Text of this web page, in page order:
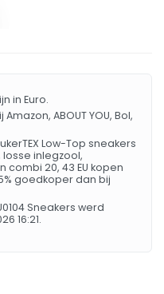
in Euro.
ABOUT YOU, Bol,
Low-Top sneakers
inlegzool,
combi 20, 43 EU kopen
goedkoper dan bij
Sneakers werd
16:21.